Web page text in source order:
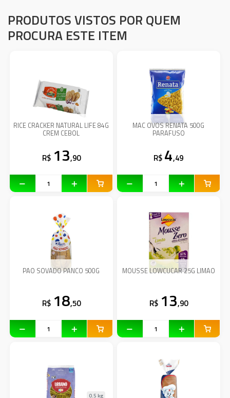
PRODUTOS VISTOS POR QUEM
PROCURA ESTE ITEM
RICE CRACKER NATURAL LIFE 84G
CREM CEBOL
R$ 13,90
MAC OVOS RENATA 500G
PARAFUSO
R$ 4,49
PAO SOVADO PANCO 500G
R$ 18,50
MOUSSE LOWCUCAR 25G LIMAO
R$ 13,90
0.5 kg